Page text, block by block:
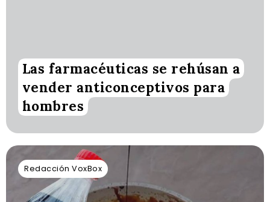
Las farmacéuticas se rehúsan a
vender anticonceptivos para
hombres
Redacción VoxBox